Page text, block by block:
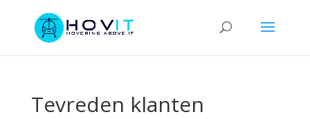
Tevreden klanten